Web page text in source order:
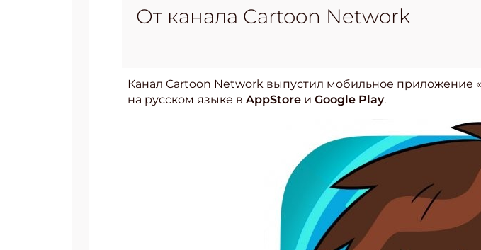
От канала Cartoon Network
Канал Cartoon Network выпустил мобильное приложение
на русском языке в AppStore и Google Play.